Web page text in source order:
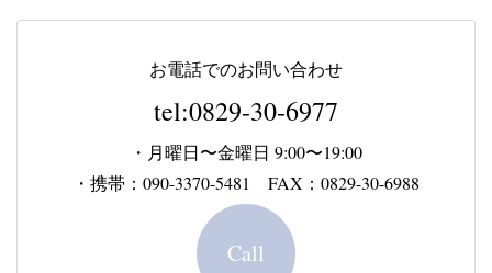
お電話でのお問い合わせ
tel:0829-30-6977
・月曜日〜金曜日 9:00〜19:00
・携帯：090-3370-5481 FAX：0829-30-6988
Call